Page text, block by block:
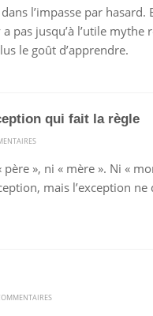
DE
RÉCIT
dans l’impasse par
a pas jusqu’à l’utile
le goût d’apprendre.
qui fait la règle
C’EST
L’EXCEPTION
père », ni « mère ». Ni «
mais l’exception